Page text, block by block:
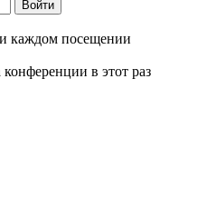
каждом посещении
в этот раз